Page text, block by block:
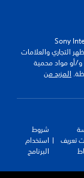
التجاري والعلامات
و/أو مواد محمية
المزيد من
تعريف
شروط
استخدام
البرنامج